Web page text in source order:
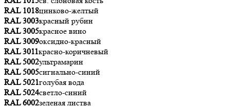
RAL 1018цинково-желтый
RAL 3003красный рубин
RAL 3005красное вино
RAL 3009оксидно-красный
RAL 3011красно-коричневый
RAL 5002ультрамарин
RAL 5005сигнально-синий
RAL 5021голубая вода
RAL 5024светло-синий
RAL 6002зеленая листва